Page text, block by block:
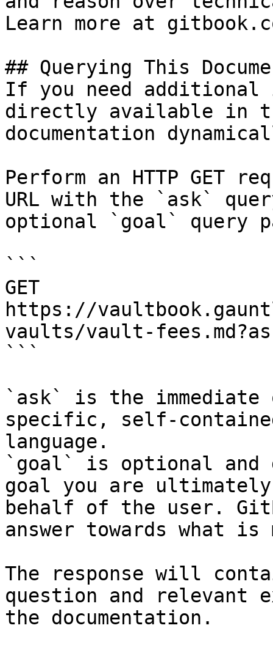
Learn more at
## Querying This
If you need
directly available in
documentation
Perform an HTTP GET
URL with the `ask`
optional `goal` query
```
GET
https://
vaults/vault-
```
`ask` is the
specific, self-
language.
`goal` is optional and
goal you are
behalf of the user.
answer towards what
The response will
question and relevant
the documentation.